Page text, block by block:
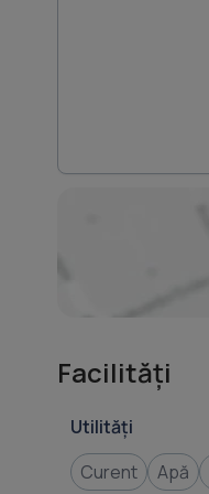
Facilități
Utilități
Curent
Apă